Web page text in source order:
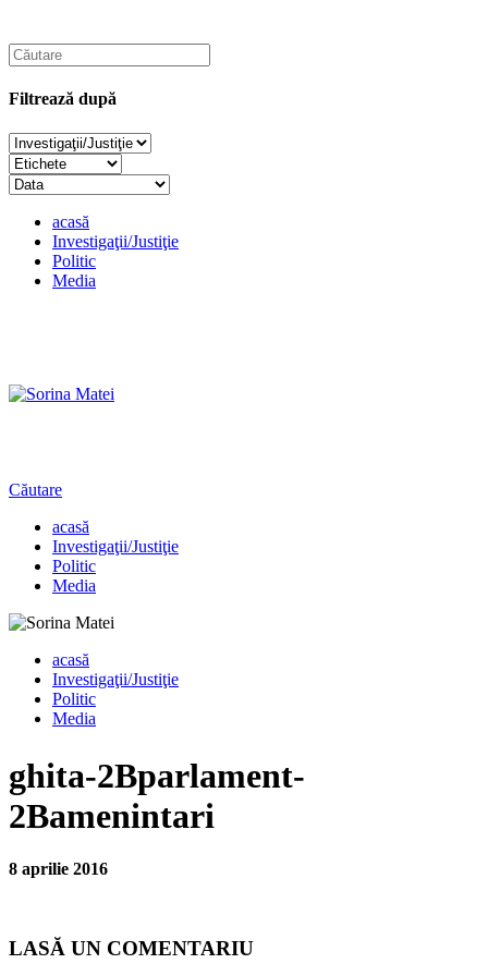
Filtrează după
acasă
Investigaţii/Justiţie
Politic
Media
Căutare
acasă
Investigaţii/Justiţie
Politic
Media
acasă
Investigaţii/Justiţie
Politic
Media
ghita-2Bparlament-
2Bamenintari
8 aprilie 2016
LASĂ UN COMENTARIU